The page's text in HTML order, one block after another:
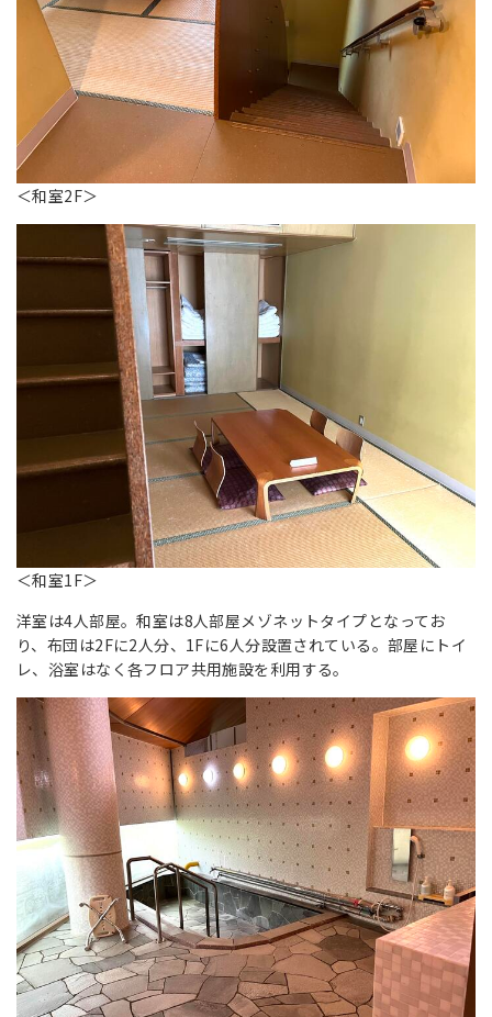
＜和室2F＞
＜和室1F＞
洋室は4人部屋。和室は8人部屋メゾネットタイプとなってお
り、布団は2Fに2人分、1Fに6人分設置されている。部屋にトイ
レ、浴室はなく各フロア共用施設を利用する。